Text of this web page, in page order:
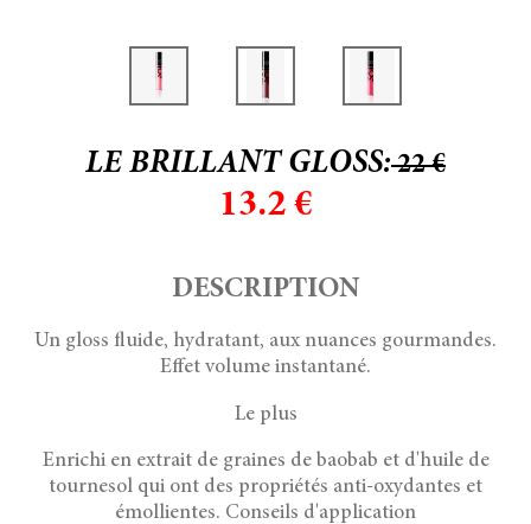
DESCRIPTION
Un gloss fluide, hydratant, aux nuances gourmandes.
Effet volume instantané.
Le plus
Enrichi en extrait de graines de baobab et d'huile de
tournesol qui ont des propriétés anti-oxydantes et
émollientes. Conseils d'application
LE BRILLANT GLOSS: 22€
13.2€